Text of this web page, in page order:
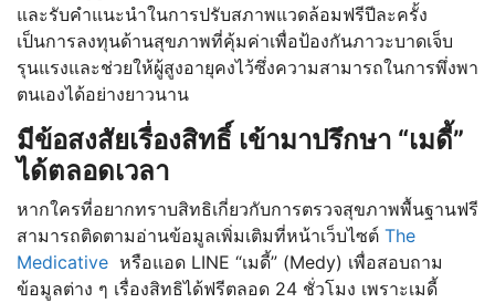
และรับคำแนะนำในการปรับสภาพแวดล้อมฟรีปีละครั้ง
เป็นการลงทุนด้านสุขภาพที่คุ้มค่าเพื่อป้องกันภาวะบาดเจ็บ
รุนแรงและช่วยให้ผู้สูงอายุคงไว้ซึ่งความสามารถในการพึ่งพา
ตนเองได้อย่างยาวนาน
มีข้อสงสัยเรื่องสิทธิ์ เข้ามาปรึกษา “เมดี้”
ได้ตลอดเวลา
หากใครที่อยากทราบสิทธิเกี่ยวกับการตรวจสุขภาพพื้นฐานฟรี
สามารถติดตามอ่านข้อมูลเพิ่มเติมที่หน้าเว็บไซต์ The
Medicative หรือแอด LINE “เมดี้” (Medy) เพื่อสอบถาม
ข้อมูลต่าง ๆ เรื่องสิทธิได้ฟรีตลอด 24 ชั่วโมง เพราะเมดี้